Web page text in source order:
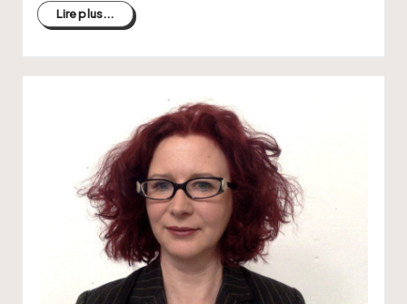
Lire plus...